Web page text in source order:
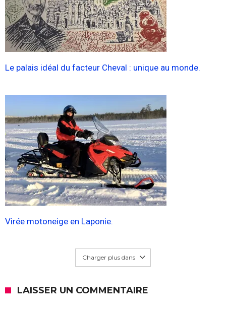
Le palais idéal du facteur Cheval : unique au monde.
Virée motoneige en Laponie.
Charger plus dans
LAISSER UN COMMENTAIRE